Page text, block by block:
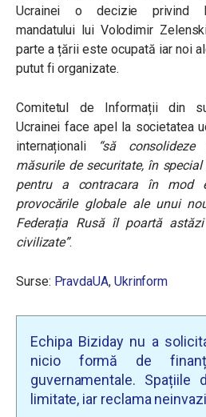
Ucrainei o decizie privind
mandatului lui Volodimir
parte a țării este ocupată iar noi
putut fi organizate.
Comitetul de Informații din
Ucrainei face apel la societatea
internaționali
“să
măsurile de securitate, în
pentru a contracara în mod
provocările globale ale unui
Federația Rusă îl poartă
civilizate”.
Surse: PravdaUA, Ukrinform
Echipa Biziday nu a
nicio formă de
guvernamentale. Spațiile
limitate, iar reclama